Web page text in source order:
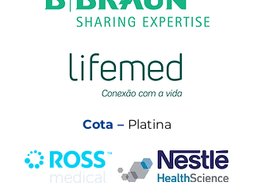
Cota – Platina